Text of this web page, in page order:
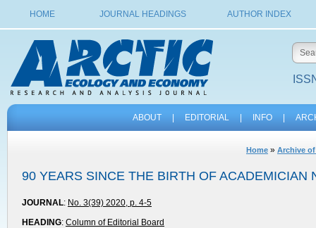
HOME JOURNAL HEADINGS AUTHOR INDEX
ABOUT EDITORIAL INFO
Home » Archive
90 YEARS SINCE THE BIRTH OF ACADEMICIAN
JOURNAL: No. 3(39) 2020, p. 4-5
HEADING: Column of Editorial Board